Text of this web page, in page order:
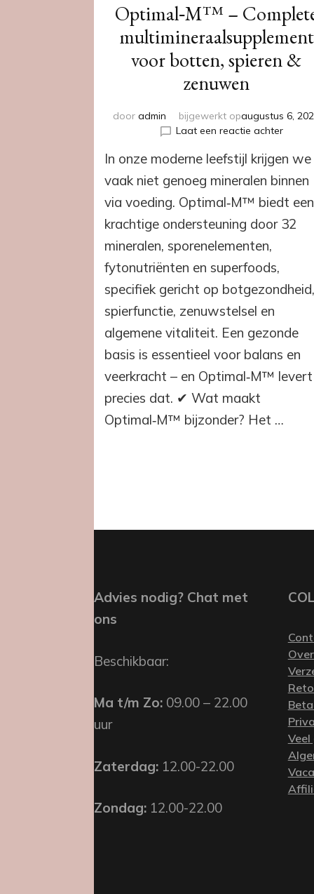
Optimal‑M™ –
multimineraalsupplement
voor botten, spieren &
zenuwen
dooradmin bijgewerkt opaugustus 6,
Laat een reactie achterop
–
voor
botten,
spieren
In onze moderne leefstijl krijgen we
vaak niet genoeg mineralen binnen
via voeding. Optimal‑M™ biedt een
krachtige ondersteuning door 32
mineralen, sporenelementen,
fytonutriënten en superfoods,
specifiek gericht op botgezondheid,
spierfunctie, zenuwstelsel en
algemene vitaliteit. Een gezonde
basis is essentieel voor balans en
veerkracht – en Optimal‑M™ levert
precies dat. ✔ Wat maakt
Optimal‑M™ bijzonder? Het …
Advies nodig? Chat met
ons
Beschikbaar:
Ma t/m Zo: 09.00 – 22.00
uur
Zaterdag: 12.00-22.00
Zondag: 12.00-22.00